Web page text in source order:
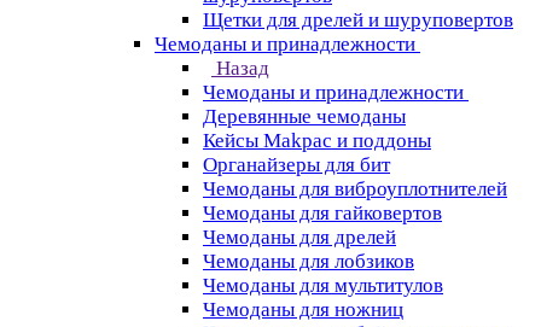
Щетки для дрелей и шуруповертов
Чемоданы и принадлежности
Назад
Чемоданы и принадлежности
Деревянные чемоданы
Кейсы Makpac и поддоны
Органайзеры для бит
Чемоданы для виброуплотнителей
Чемоданы для гайковертов
Чемоданы для дрелей
Чемоданы для лобзиков
Чемоданы для мультитулов
Чемоданы для ножниц